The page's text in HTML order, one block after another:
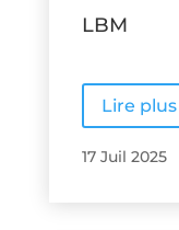
LBM
Lire plus
17 Juil 2025